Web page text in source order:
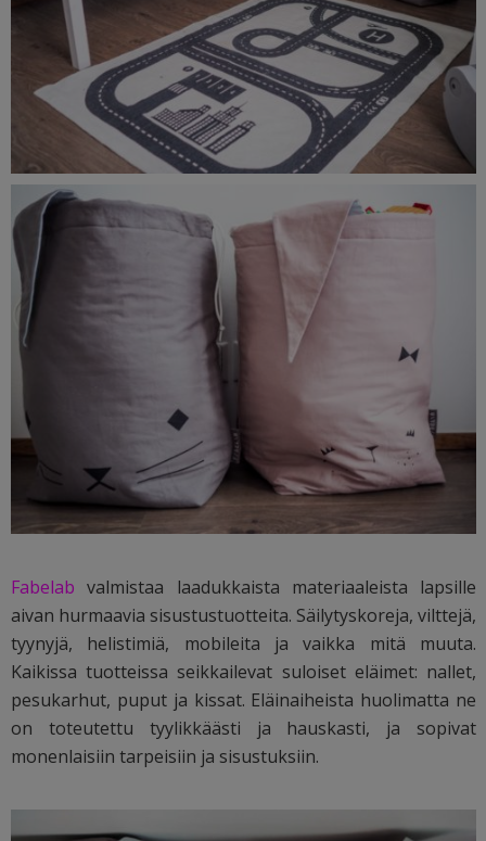
Fabelab valmistaa laadukkaista materiaaleista lapsille
aivan hurmaavia sisustustuotteita. Säilytyskoreja, vilttejä,
tyynyjä, helistimiä, mobileita ja vaikka mitä muuta.
Kaikissa tuotteissa seikkailevat suloiset eläimet: nallet,
pesukarhut, puput ja kissat. Eläinaiheista huolimatta ne
on toteutettu tyylikkäästi ja hauskasti, ja sopivat
monenlaisiin tarpeisiin ja sisustuksiin.